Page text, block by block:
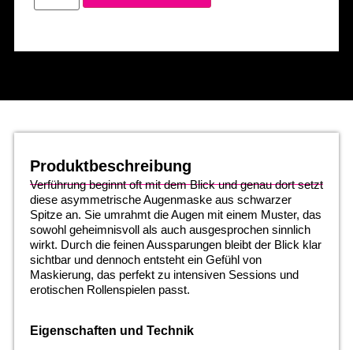
Produktbeschreibung
Verführung beginnt oft mit dem Blick und genau dort setzt
diese asymmetrische Augenmaske aus schwarzer
Spitze an. Sie umrahmt die Augen mit einem Muster, das
sowohl geheimnisvoll als auch ausgesprochen sinnlich
wirkt. Durch die feinen Aussparungen bleibt der Blick klar
sichtbar und dennoch entsteht ein Gefühl von
Maskierung, das perfekt zu intensiven Sessions und
erotischen Rollenspielen passt.
Eigenschaften und Technik